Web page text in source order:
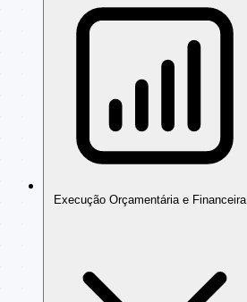
Execução Orçamentária e Financeira